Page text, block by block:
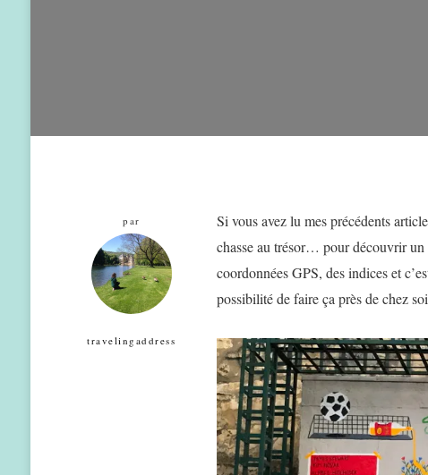
par
travelingaddress
Si vous avez lu mes précédents
chasse au trésor… pour découvrir un
coordonnées GPS, des indices et
possibilité de faire ça près de chez